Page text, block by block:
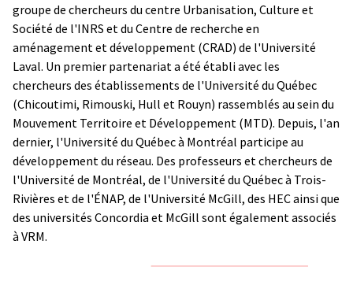
groupe de chercheurs du centre Urbanisation, Culture et
Société de l'INRS et du Centre de recherche en
aménagement et développement (CRAD) de l'Université
Laval. Un premier partenariat a été établi avec les
chercheurs des établissements de l'Université du Québec
(Chicoutimi, Rimouski, Hull et Rouyn) rassemblés au sein du
Mouvement Territoire et Développement (MTD). Depuis, l'an
dernier, l'Université du Québec à Montréal participe au
développement du réseau. Des professeurs et chercheurs de
l'Université de Montréal, de l'Université du Québec à Trois-
Rivières et de l'ÉNAP, de l'Université McGill, des HEC ainsi que
des universités Concordia et McGill sont également associés
à VRM.